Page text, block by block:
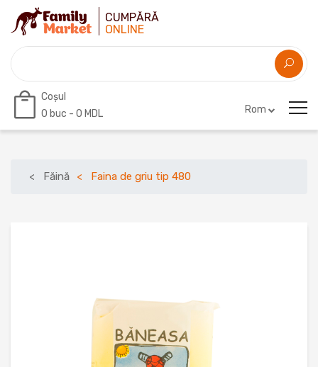
CUMPĂRĂ
ONLINE
Coșul
0 buc - 0 MDL Rom
Făină Faina de griu tip 480